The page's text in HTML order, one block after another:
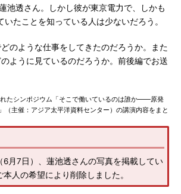
池透さん。しかし彼が東京電力で、しかも
いたことを知っている人は少ないだろう。
のような仕事をしてきたのだろうか。また
ように見ているのだろうか。前後編でお送
たシンポジウム「そこで働いているのは誰か――原発
（主催：アジア太平洋資料センター）の講演内容をまと
6月7日）、蓮池透さんの写真を掲載してい
本人の希望により削除しました。